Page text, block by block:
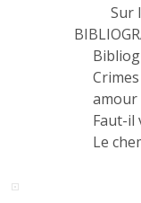
Sur
amour
Faut-il
Le